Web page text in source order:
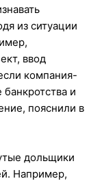
из ситуации
ввод
компания-
и
пояснили в
дольщики
Например,